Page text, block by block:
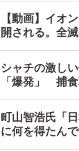
【動画】イオ
開される。全
シャチの激し
「爆発」 捕
町山智浩氏「
に何を得たんで